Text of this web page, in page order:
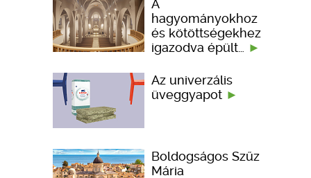
A
hagyományokhoz
és kötöttségekhez
igazodva épült…
Az univerzális
üveggyapot
Boldogságos Szűz
Mária